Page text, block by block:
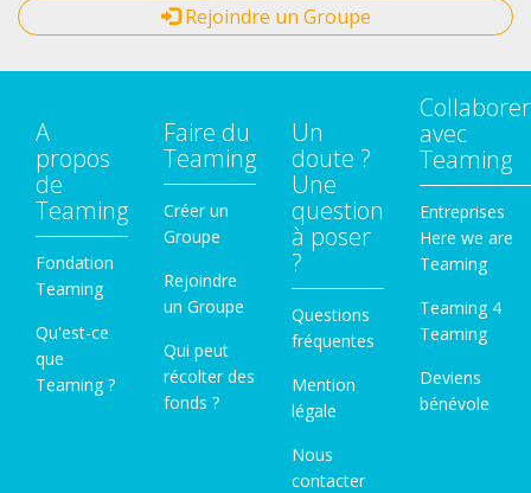
Rejoindre un Groupe
A
propos
de
Teaming
Fondation
Teaming
Qu'est-ce
que
Teaming ?
Faire du
Teaming
Créer un
Groupe
Rejoindre
un Groupe
Qui peut
récolter des
fonds ?
Un
doute ?
Une
question
à poser
?
Questions
fréquentes
Mention
légale
Nous
contacter
Collaborer
avec
Teaming
Entreprises
Here we are
Teaming
Teaming 4
Teaming
Deviens
bénévole